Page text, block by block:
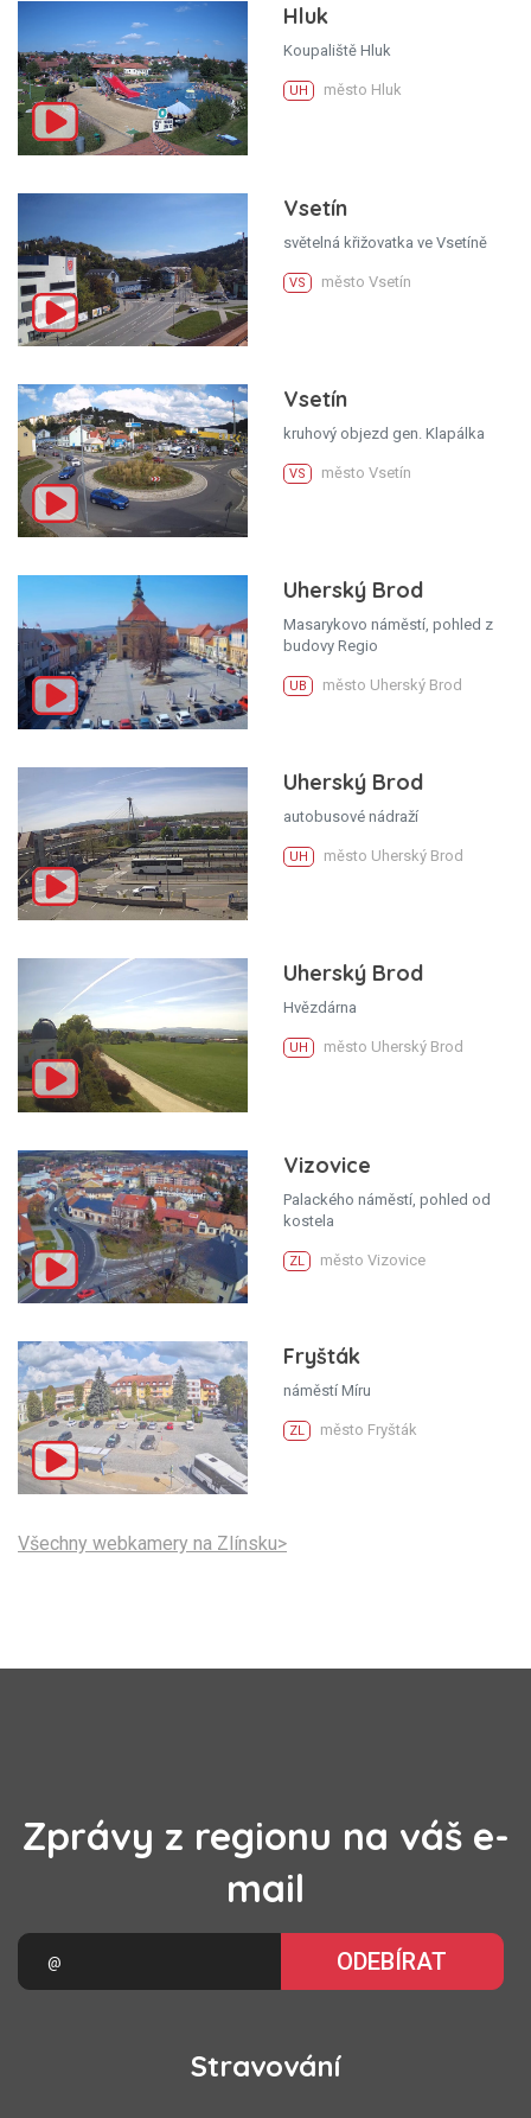
Hluk
Koupaliště Hluk
UH město Hluk
Vsetín
světelná křižovatka ve Vsetíně
VS město Vsetín
Vsetín
kruhový objezd gen. Klapálka
VS město Vsetín
Uherský Brod
Masarykovo náměstí, pohled z
budovy Regio
UB město Uherský Brod
Uherský Brod
autobusové nádraží
UH město Uherský Brod
Uherský Brod
Hvězdárna
UH město Uherský Brod
Vizovice
Palackého náměstí, pohled od
kostela
ZL město Vizovice
Fryšták
náměstí Míru
ZL město Fryšták
Všechny webkamery na Zlínsku>
Zprávy z regionu na váš e-
mail
ODEBÍRAT
Stravování